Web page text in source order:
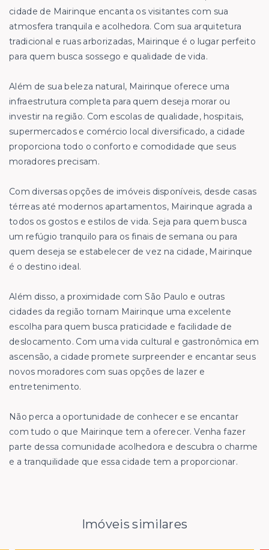
cidade de Mairinque encanta os visitantes com sua
atmosfera tranquila e acolhedora. Com sua arquitetura
tradicional e ruas arborizadas, Mairinque é o lugar perfeito
para quem busca sossego e qualidade de vida.
Além de sua beleza natural, Mairinque oferece uma
infraestrutura completa para quem deseja morar ou
investir na região. Com escolas de qualidade, hospitais,
supermercados e comércio local diversificado, a cidade
proporciona todo o conforto e comodidade que seus
moradores precisam.
Com diversas opções de imóveis disponíveis, desde casas
térreas até modernos apartamentos, Mairinque agrada a
todos os gostos e estilos de vida. Seja para quem busca
um refúgio tranquilo para os finais de semana ou para
quem deseja se estabelecer de vez na cidade, Mairinque
é o destino ideal.
Além disso, a proximidade com São Paulo e outras
cidades da região tornam Mairinque uma excelente
escolha para quem busca praticidade e facilidade de
deslocamento. Com uma vida cultural e gastronômica em
ascensão, a cidade promete surpreender e encantar seus
novos moradores com suas opções de lazer e
entretenimento.
Não perca a oportunidade de conhecer e se encantar
com tudo o que Mairinque tem a oferecer. Venha fazer
parte dessa comunidade acolhedora e descubra o charme
e a tranquilidade que essa cidade tem a proporcionar.
Imóveis similares